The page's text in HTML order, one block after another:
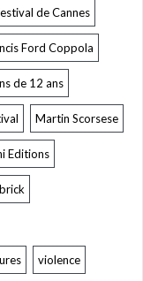
de Cannes
Ford Coppola
de 12 ans
Martin Scorsese
Editions
violence